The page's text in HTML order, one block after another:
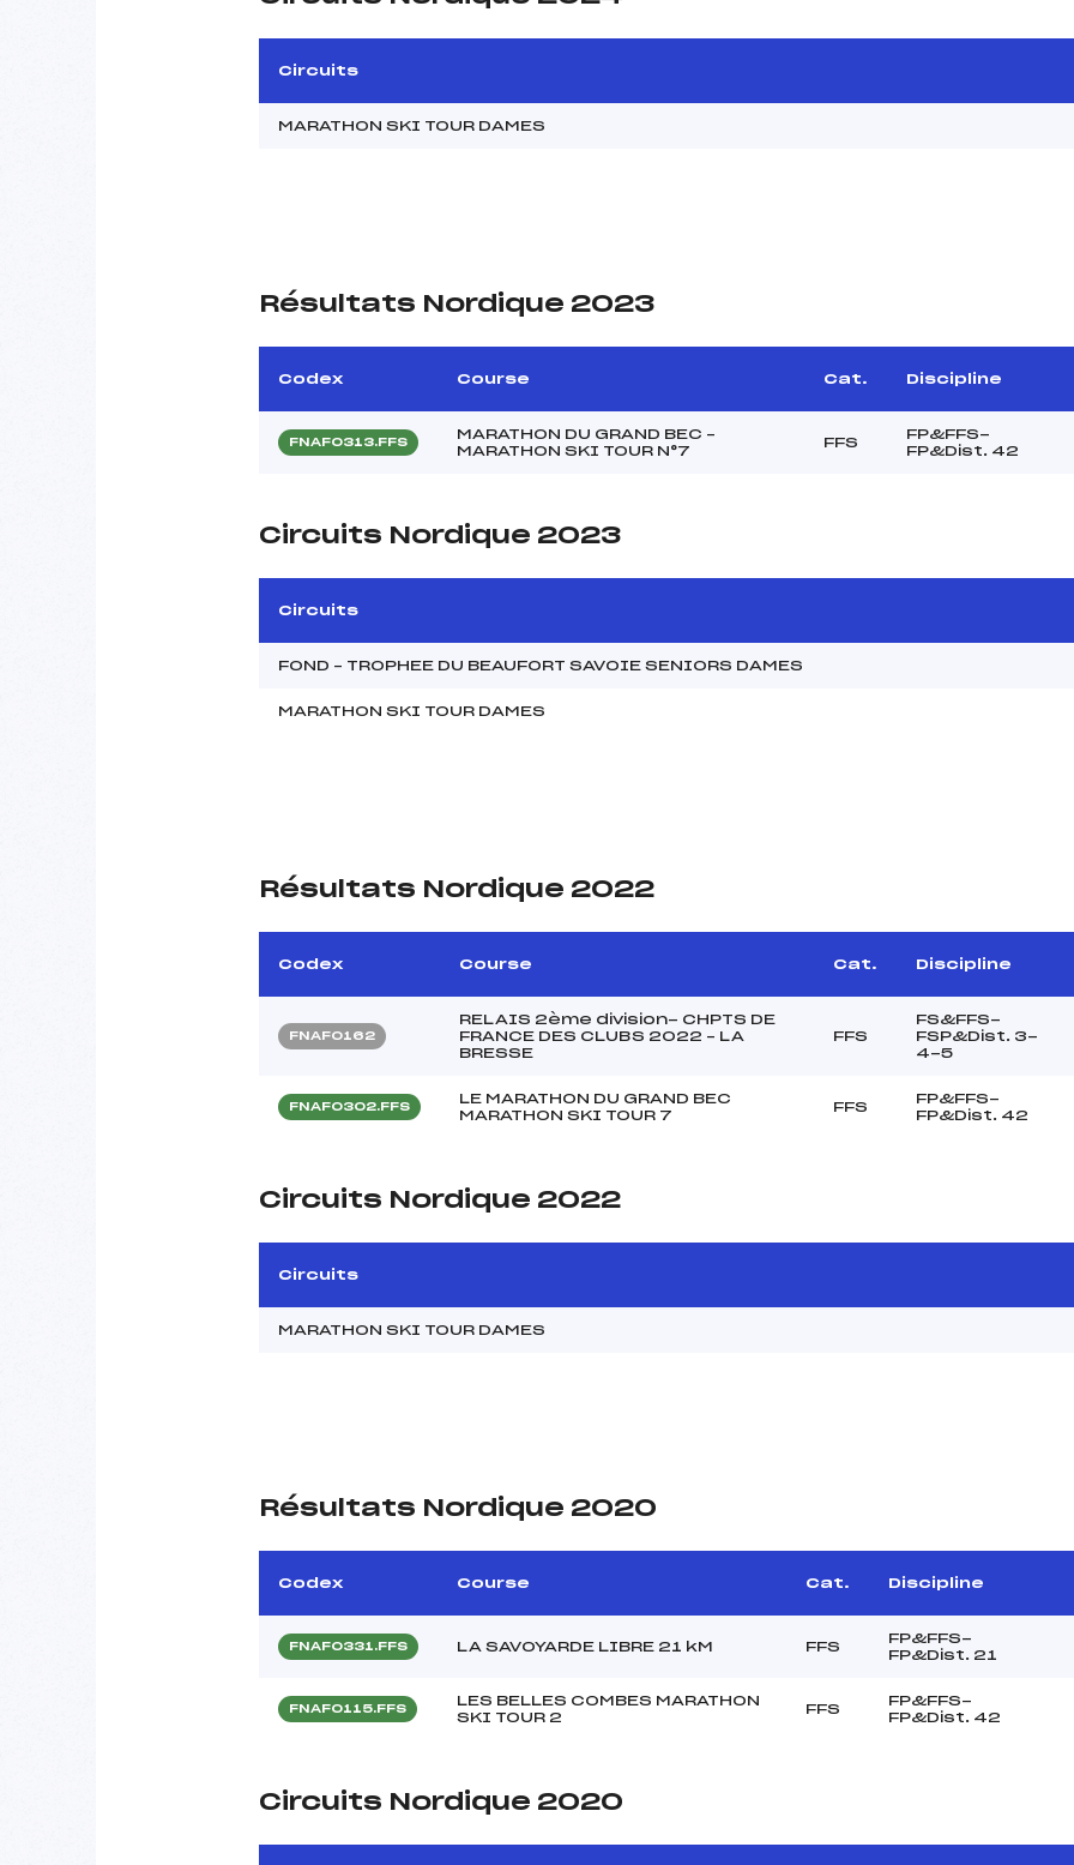
Circuits
MARATHON SKI TOUR DAMES
Résultats Nordique 2023
Codex Course Cat. Discipline
FNAF0313.FFS
MARATHON DU GRAND BEC –
MARATHON SKI TOUR N°7
FFS
FP&FFS-
FP&Dist. 42
Circuits Nordique 2023
Circuits
FOND – TROPHEE DU BEAUFORT SAVOIE SENIORS DAMES
MARATHON SKI TOUR DAMES
Résultats Nordique 2022
Codex Course Cat. Discipline
FNAF0162
RELAIS 2ème division- CHPTS DE
FRANCE DES CLUBS 2022 – LA
BRESSE
FFS
FS&FFS-
FSP&Dist. 3-
4-5
FNAF0302.FFS
LE MARATHON DU GRAND BEC
MARATHON SKI TOUR 7
FFS
FP&FFS-
FP&Dist. 42
Circuits Nordique 2022
Circuits
MARATHON SKI TOUR DAMES
Résultats Nordique 2020
Codex Course Cat. Discipline
FNAF0331.FFS LA SAVOYARDE LIBRE 21 kM FFS
FP&FFS-
FP&Dist. 21
FNAF0115.FFS
LES BELLES COMBES MARATHON
SKI TOUR 2
FFS
FP&FFS-
FP&Dist. 42
Circuits Nordique 2020